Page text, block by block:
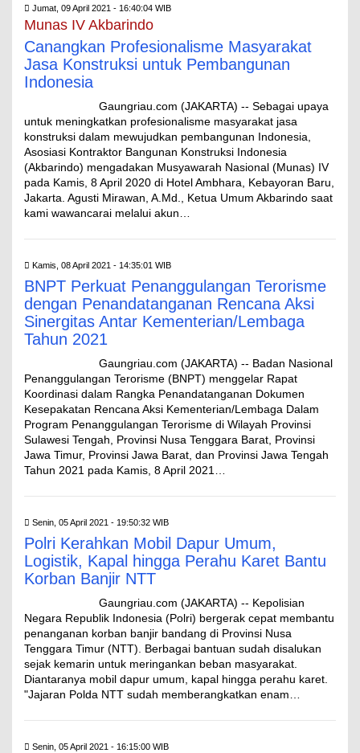
Jumat, 09 April 2021 - 16:40:04 WIB
Munas IV Akbarindo
Canangkan Profesionalisme Masyarakat
Jasa Konstruksi untuk Pembangunan
Indonesia
Gaungriau.com (JAKARTA) -- Sebagai upaya
untuk meningkatkan profesionalisme masyarakat jasa
konstruksi dalam mewujudkan pembangunan Indonesia,
Asosiasi Kontraktor Bangunan Konstruksi Indonesia
(Akbarindo) mengadakan Musyawarah Nasional (Munas) IV
pada Kamis, 8 April 2020 di Hotel Ambhara, Kebayoran Baru,
Jakarta. Agusti Mirawan, A.Md., Ketua Umum Akbarindo saat
kami wawancarai melalui akun…
Kamis, 08 April 2021 - 14:35:01 WIB
BNPT Perkuat Penanggulangan Terorisme
dengan Penandatanganan Rencana Aksi
Sinergitas Antar Kementerian/Lembaga
Tahun 2021
Gaungriau.com (JAKARTA) -- Badan Nasional
Penanggulangan Terorisme (BNPT) menggelar Rapat
Koordinasi dalam Rangka Penandatanganan Dokumen
Kesepakatan Rencana Aksi Kementerian/Lembaga Dalam
Program Penanggulangan Terorisme di Wilayah Provinsi
Sulawesi Tengah, Provinsi Nusa Tenggara Barat, Provinsi
Jawa Timur, Provinsi Jawa Barat, dan Provinsi Jawa Tengah
Tahun 2021 pada Kamis, 8 April 2021…
Senin, 05 April 2021 - 19:50:32 WIB
Polri Kerahkan Mobil Dapur Umum,
Logistik, Kapal hingga Perahu Karet Bantu
Korban Banjir NTT
Gaungriau.com (JAKARTA) -- Kepolisian
Negara Republik Indonesia (Polri) bergerak cepat membantu
penanganan korban banjir bandang di Provinsi Nusa
Tenggara Timur (NTT). Berbagai bantuan sudah disalukan
sejak kemarin untuk meringankan beban masyarakat.
Diantaranya mobil dapur umum, kapal hingga perahu karet.
"Jajaran Polda NTT sudah memberangkatkan enam…
Senin, 05 April 2021 - 16:15:00 WIB